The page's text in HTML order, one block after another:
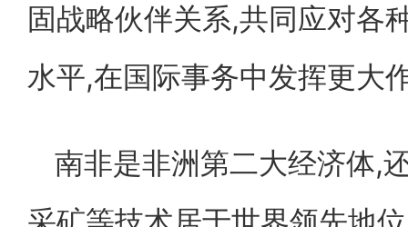
固战略伙伴关系,共同应对各
水平,在国际事务中发挥更大
南非是非洲第二大经济体,